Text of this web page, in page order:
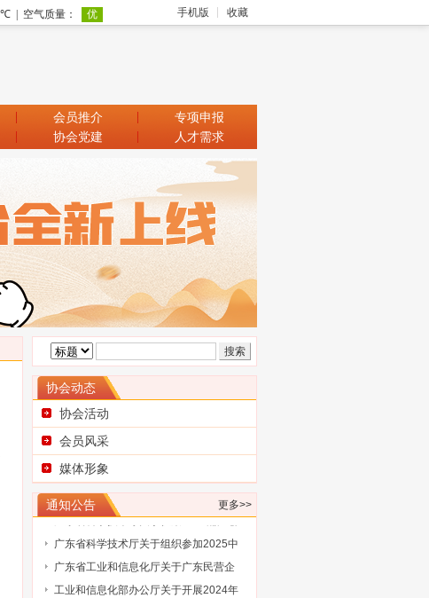
收藏
手机版
会员推介
专项申报
协会党建 人才需求
协会动态
协会活动
会员风采
媒体形象
更多>>
通知公告
广东省科学技术厅关于征集2025浦江创